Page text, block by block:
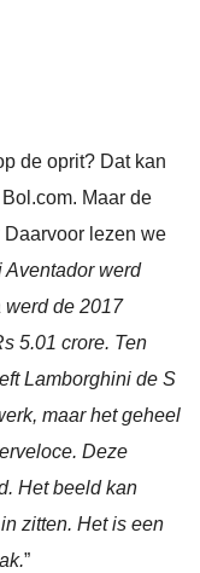
de oprit? Dat kan
Maar de
lezen we
werd
werd de 2017
5.01 crore. Ten
Lamborghini de S
maar het geheel
Deze
Het beeld kan
zitten. Het is een
”